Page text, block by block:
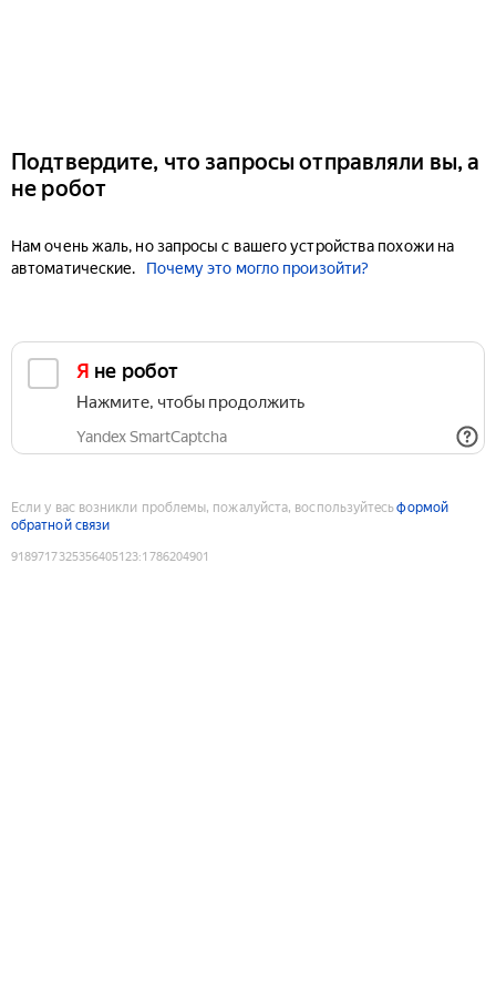
Подтвердите, что запросы отправляли вы, а
не робот
Нам очень жаль, но запросы с вашего устройства похожи на
автоматические.
Почему это могло произойти?
Я не робот
Нажмите, чтобы продолжить
Yandex SmartCaptcha
Если у вас возникли проблемы, пожалуйста, воспользуйтесьформой
обратной связи
9189717325356405123:1786204901